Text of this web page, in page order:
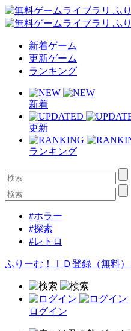
新着ゲーム
更新ゲーム
ランキング
新着
更新
ランキング
#ホラー
#探索
#レトロ
ふりーむ！ＩＤ登録（無料）
ログイン